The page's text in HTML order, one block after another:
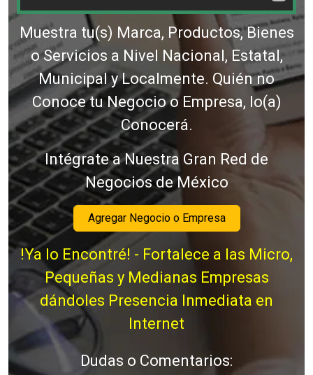
Muestra tu(s) Marca, Productos, Bienes
o Servicios a Nivel Nacional, Estatal,
Municipal y Localmente. Quién no
Conoce tu Negocio o Empresa, lo(a)
Conocerá.
Intégrate a Nuestra Gran Red de
Negocios de México
Agregar Negocio o Empresa
!Ya lo Encontré! - Fortalece a las Micro,
Pequeñas y Medianas Empresas
dándoles Presencia Inmediata en
Internet
Dudas o Comentarios: